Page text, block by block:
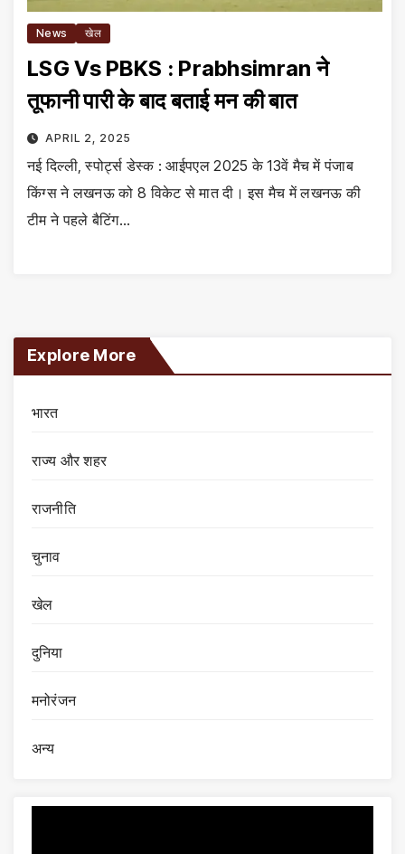
News खेल
LSG Vs PBKS : Prabhsimran ने
तूफानी पारी के बाद बताई मन की बात
APRIL 2, 2025
नई दिल्ली, स्पोर्ट्स डेस्क : आईपएल 2025 के 13वें मैच में पंजाब
किंग्स ने लखनऊ को 8 विकेट से मात दी। इस मैच में लखनऊ की
टीम ने पहले बैटिंग…
Explore More
भारत
राज्य और शहर
राजनीति
चुनाव
खेल
दुनिया
मनोरंजन
अन्य